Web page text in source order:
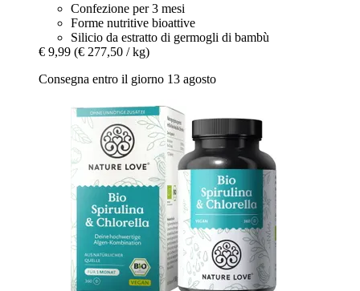
Confezione per 3 mesi
Forme nutritive bioattive
Silicio da estratto di germogli di bambù
€ 9,99 (€ 277,50 / kg)
Consegna entro il giorno 13 agosto